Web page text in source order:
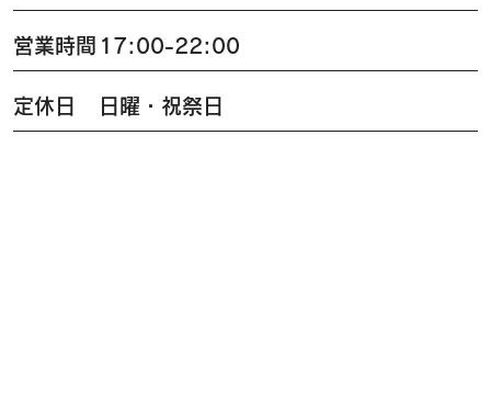
営業時間 17:00-22:00
定休日 日曜・祝祭日